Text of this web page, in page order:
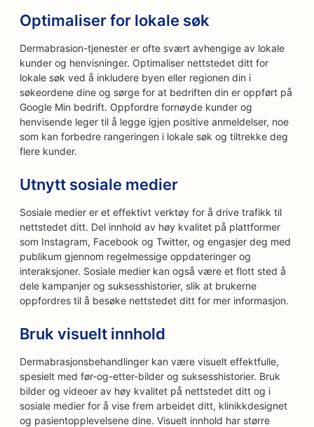
Optimaliser for lokale søk
Dermabrasion-tjenester er ofte svært avhengige av lokale
kunder og henvisninger. Optimaliser nettstedet ditt for
lokale søk ved å inkludere byen eller regionen din i
søkeordene dine og sørge for at bedriften din er oppført på
Google Min bedrift. Oppfordre fornøyde kunder og
henvisende leger til å legge igjen positive anmeldelser, noe
som kan forbedre rangeringen i lokale søk og tiltrekke deg
flere kunder.
Utnytt sosiale medier
Sosiale medier er et effektivt verktøy for å drive trafikk til
nettstedet ditt. Del innhold av høy kvalitet på plattformer
som Instagram, Facebook og Twitter, og engasjer deg med
publikum gjennom regelmessige oppdateringer og
interaksjoner. Sosiale medier kan også være et flott sted å
dele kampanjer og suksesshistorier, slik at brukerne
oppfordres til å besøke nettstedet ditt for mer informasjon.
Bruk visuelt innhold
Dermabrasjonsbehandlinger kan være visuelt effektfulle,
spesielt med før-og-etter-bilder og suksesshistorier. Bruk
bilder og videoer av høy kvalitet på nettstedet ditt og i
sosiale medier for å vise frem arbeidet ditt, klinikkdesignet
og pasientopplevelsene dine. Visuelt innhold har større